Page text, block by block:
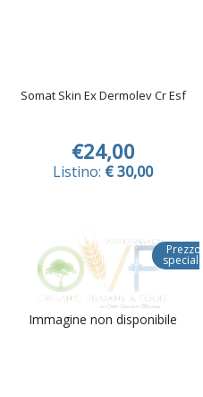
Somat Skin Ex Dermolev Cr Esf
€24,00
Listino: € 30,00
Immagine non disponibile
Prezzo